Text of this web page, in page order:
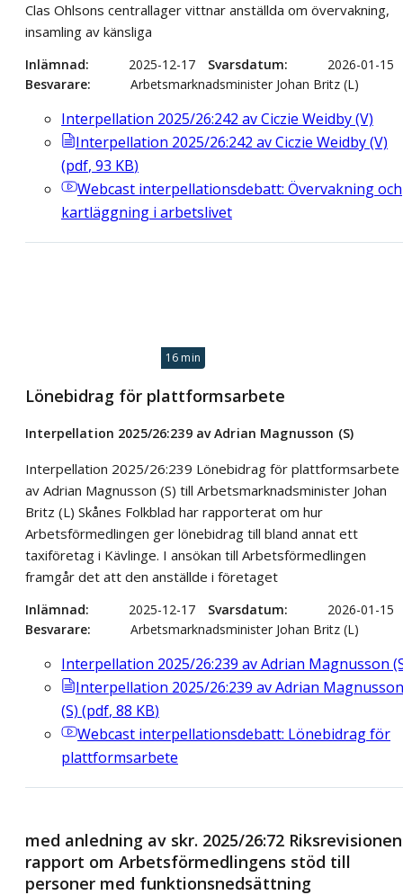
Clas Ohlsons centrallager vittnar anställda om övervakning,
insamling av känsliga
Inlämnad 2025-12-17 Svarsdatum
2026-01-15
Besvarare
Arbetsmarknadsminister Johan Britz (L)
Interpellation 2025/26:242 av Ciczie Weidby (V)
Interpellation 2025/26:242 av Ciczie Weidby (V)
(pdf, 93 KB)
Webcast interpellationsdebatt: Övervakning och
kartläggning i arbetslivet
16 min
Lönebidrag för plattformsarbete
Interpellation 2025/26:239 av Adrian Magnusson (S)
Interpellation 2025/26:239 Lönebidrag för plattformsarbete
av Adrian Magnusson (S) till Arbetsmarknadsminister Johan
Britz (L) Skånes Folkblad har rapporterat om hur
Arbetsförmedlingen ger lönebidrag till bland annat ett
taxiföretag i Kävlinge. I ansökan till Arbetsförmedlingen
framgår det att den anställde i företaget
Inlämnad 2025-12-17 Svarsdatum
2026-01-15
Besvarare
Arbetsmarknadsminister Johan Britz (L)
Interpellation 2025/26:239 av Adrian Magnusson
Interpellation 2025/26:239 av Adrian Magnusson
(S) (pdf, 88 KB)
Webcast interpellationsdebatt: Lönebidrag för
plattformsarbete
med anledning av skr. 2025/26:72
rapport om Arbetsförmedlingens stöd till
personer med funktionsnedsättning